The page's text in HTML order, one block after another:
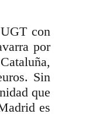
con
por
Sin
que
es